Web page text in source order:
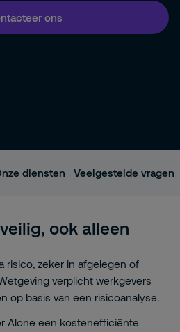
ons
diensten Veelgestelde vragen
ook alleen
risico, zeker in afgelegen of
verplicht werkgevers
op basis van een risicoanalyse.
Alone een kostenefficiënte